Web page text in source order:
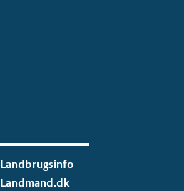
Landbrugsinfo
Landmand.dk